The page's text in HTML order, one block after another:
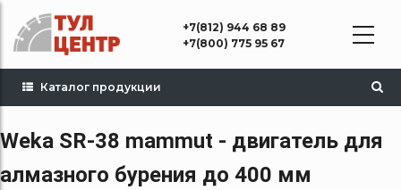
Перейти
основному
+7(812) 944 68 89
+7(800) 775 95 67
Каталог продукции
Weka SR-38 mammut - двигатель для
алмазного бурения до 400 мм